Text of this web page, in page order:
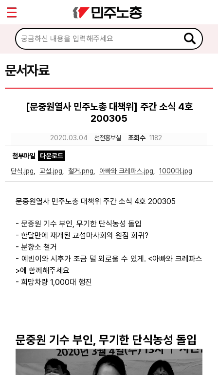
문서자료
[문중원열사 민주노총 대책위] 주간 소식 4호
200305
2020.03.04 선전홍보실 조회수 1182
첨부파일
다운로드
단식.jpg
교섭.jpg 철거.png 아빠와 크레파스.jpg 1000대.jpg
문중원열사 민주노총 대책위 주간 소식 4호 200305
- 문중원 기수 부인, 무기한 단식농성 돌입
- 한달만에 재개된 교섭마사회의 원점 회귀?
- 분향소 철거
- 예빈이와 시후가 조금 덜 외로울 수 있게. <아빠와 크레파스
>에 함께해주세요
- 희망차량 1,000대 행진
문중원 기수 부인, 무기한 단식농성 돌입
마이페이지
소개
소식
문서자료
이미지자료
카드뉴스
부설기관
업무
Sketchbook5, 스케치북5
Sketchbook5, 스케치북5